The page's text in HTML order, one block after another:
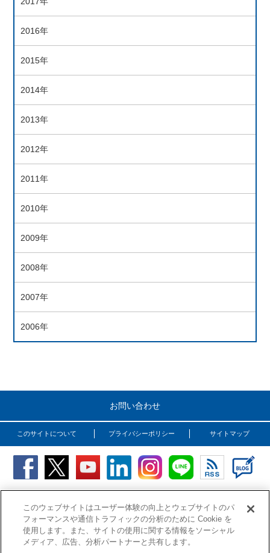
2016年
2015年
2014年
2013年
2012年
2011年
2010年
2009年
2008年
2007年
2006年
お問い合わせ
このサイトについて プライバシーポリシー サイトマップ
Copyright (C) OSG Corporation. All rights reserved.
このウェブサイトはユーザー体験の向上とウェブサイトのパ
フォーマンスや通信トラフィックの分析のために Cookie を
使用します。また、サイトの使用に関する情報をソーシャル
メディア、広告、分析パートナーと共有します。